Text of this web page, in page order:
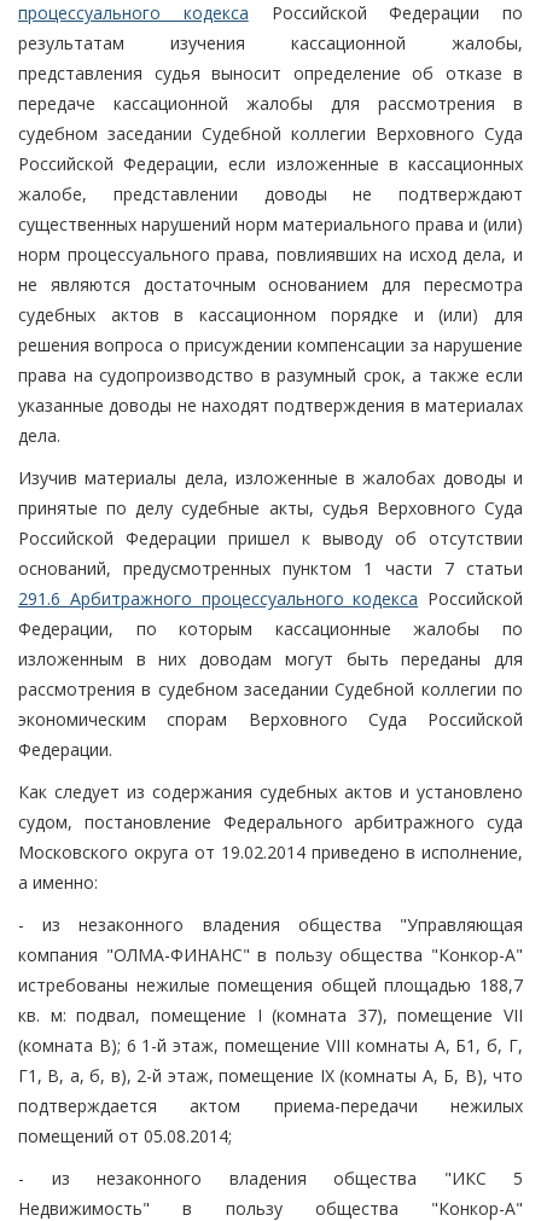
процессуального кодекса Российской Федерации по
результатам изучения кассационной жалобы,
представления судья выносит определение об отказе в
передаче кассационной жалобы для рассмотрения в
судебном заседании Судебной коллегии Верховного Суда
Российской Федерации, если изложенные в кассационных
жалобе, представлении доводы не подтверждают
существенных нарушений норм материального права и (или)
норм процессуального права, повлиявших на исход дела, и
не являются достаточным основанием для пересмотра
судебных актов в кассационном порядке и (или) для
решения вопроса о присуждении компенсации за нарушение
права на судопроизводство в разумный срок, а также если
указанные доводы не находят подтверждения в материалах
дела.
Изучив материалы дела, изложенные в жалобах доводы и
принятые по делу судебные акты, судья Верховного Суда
Российской Федерации пришел к выводу об отсутствии
оснований, предусмотренных пунктом 1 части 7 статьи
291.6 Арбитражного процессуального кодекса Российской
Федерации, по которым кассационные жалобы по
изложенным в них доводам могут быть переданы для
рассмотрения в судебном заседании Судебной коллегии по
экономическим спорам Верховного Суда Российской
Федерации.
Как следует из содержания судебных актов и установлено
судом, постановление Федерального арбитражного суда
Московского округа от 19.02.2014 приведено в исполнение,
а именно:
- из незаконного владения общества "Управляющая
компания "ОЛМА-ФИНАНС" в пользу общества "Конкор-А"
истребованы нежилые помещения общей площадью 188,7
кв. м: подвал, помещение I (комната 37), помещение VII
(комната В); 6 1-й этаж, помещение VIII комнаты А, Б1, б, Г,
Г1, В, а, б, в), 2-й этаж, помещение IX (комнаты А, Б, В), что
подтверждается актом приема-передачи нежилых
помещений от 05.08.2014;
- из незаконного владения общества "ИКС 5
Недвижимость" в пользу общества "Конкор-А"